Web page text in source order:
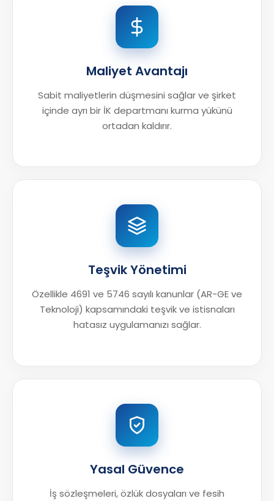
Maliyet Avantajı
Sabit maliyetlerin düşmesini sağlar ve şirket
içinde ayrı bir İK departmanı kurma yükünü
ortadan kaldırır.
Teşvik Yönetimi
Özellikle 4691 ve 5746 sayılı kanunlar (AR-GE ve
Teknoloji) kapsamındaki teşvik ve istisnaları
hatasız uygulamanızı sağlar.
Yasal Güvence
İş sözleşmeleri, özlük dosyaları ve fesih